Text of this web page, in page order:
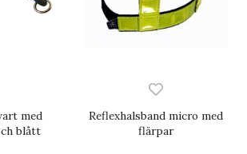
med
blått
Reflexhalsband micro med
flärpar